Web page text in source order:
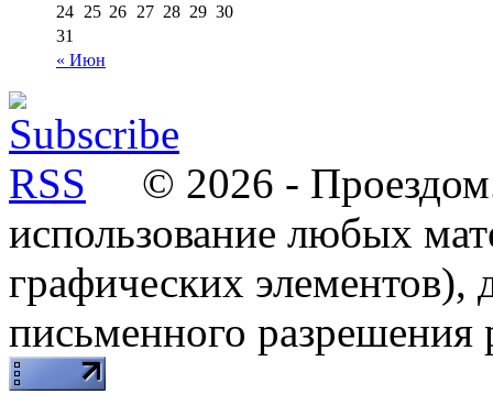
« Июн
24 25 26 27 28 29 30
31
© 2026 -
использование любых
графических элементов),
письменного разрешения